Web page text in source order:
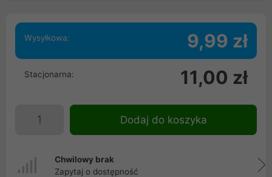
Wysyłkowa: 9,99 zł
Stacjonarna: 11,00 zł
Dodaj do koszyka
Chwilowy brak
Zapytaj o dostępność